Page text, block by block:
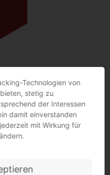
bzw. 66 % Überlappung, Pendelschale…
Technologien von
stetig zu
der Interessen
damit einverstanden
mit Wirkung für